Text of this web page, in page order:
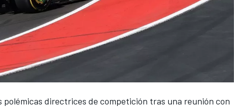
polémicas directrices de competición tras una reunión con